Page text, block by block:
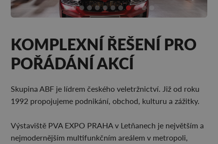
KOMPLEXNÍ ŘEŠENÍ PRO
POŘÁDÁNÍ AKCÍ
Skupina ABF je lídrem českého veletržnictví. Již od roku
1992 propojujeme podnikání, obchod, kulturu a zážitky.
Výstaviště PVA EXPO PRAHA v Letňanech je největším a
nejmodernějším multifunkčním areálem v metropoli,